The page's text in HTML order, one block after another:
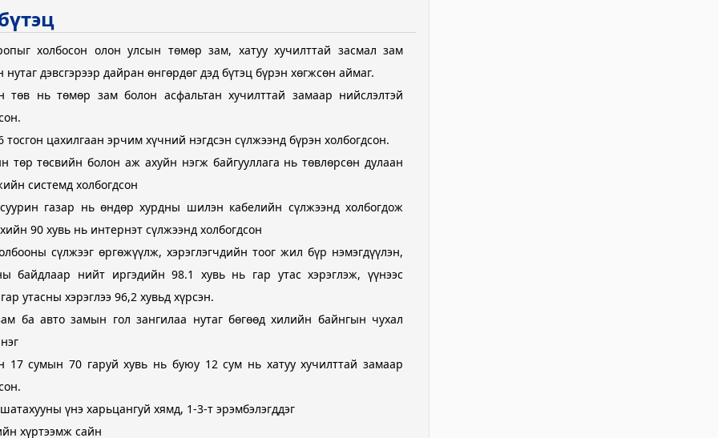
газар
холбосон олон улсын төмөр зам, хатуу хучилттай засмал зам
дэвсгэрээр дайран өнгөрдөг дэд бүтэц бүрэн хөгжсөн аймаг.
төв нь төмөр зам болон асфальтан хучилттай замаар нийслэлтэй
тосгон цахилгаан эрчим хүчний нэгдсэн сүлжээнд бүрэн холбогдсон.
төр төсвийн болон аж ахуйн нэгж байгууллага нь төвлөрсөн дулаан
системд холбогдсон
газар нь өндөр хурдны шилэн кабелийн сүлжээнд холбогдож
90 хувь нь интернэт сүлжээнд холбогдсон
сүлжээг өргөжүүлж, хэрэглэгчдийн тоог жил бүр нэмэгдүүлэн,
байдлаар нийт иргэдийн 98.1 хувь нь гар утас хэрэглэж, үүнээс
утасны хэрэглээ 96,2 хувьд хүрсэн.
ба авто замын гол зангилаа нутаг бөгөөд хилийн байнгын чухал
17 сумын 70 гаруй хувь нь буюу 12 сум нь хатуу хучилттай замаар
үнэ харьцангуй хямд, 1-3-т эрэмбэлэгддэг
хүртээмж сайн